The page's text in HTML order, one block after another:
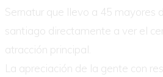
Sernatur que llevo a 45 mayores
santiago directamente a ver el
atracción principal.
La apreciación de la gente con